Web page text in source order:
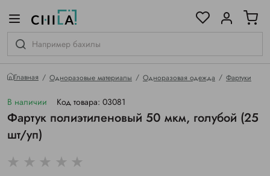
Главная Одноразовые материалы Одноразовая одежда Фартуки
В наличии Код товара: 03081
Фартук полиэтиленовый 50 мкм, голубой (25
шт/уп)
гамме